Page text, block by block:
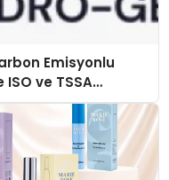
Emisyonlu
ve TSSA